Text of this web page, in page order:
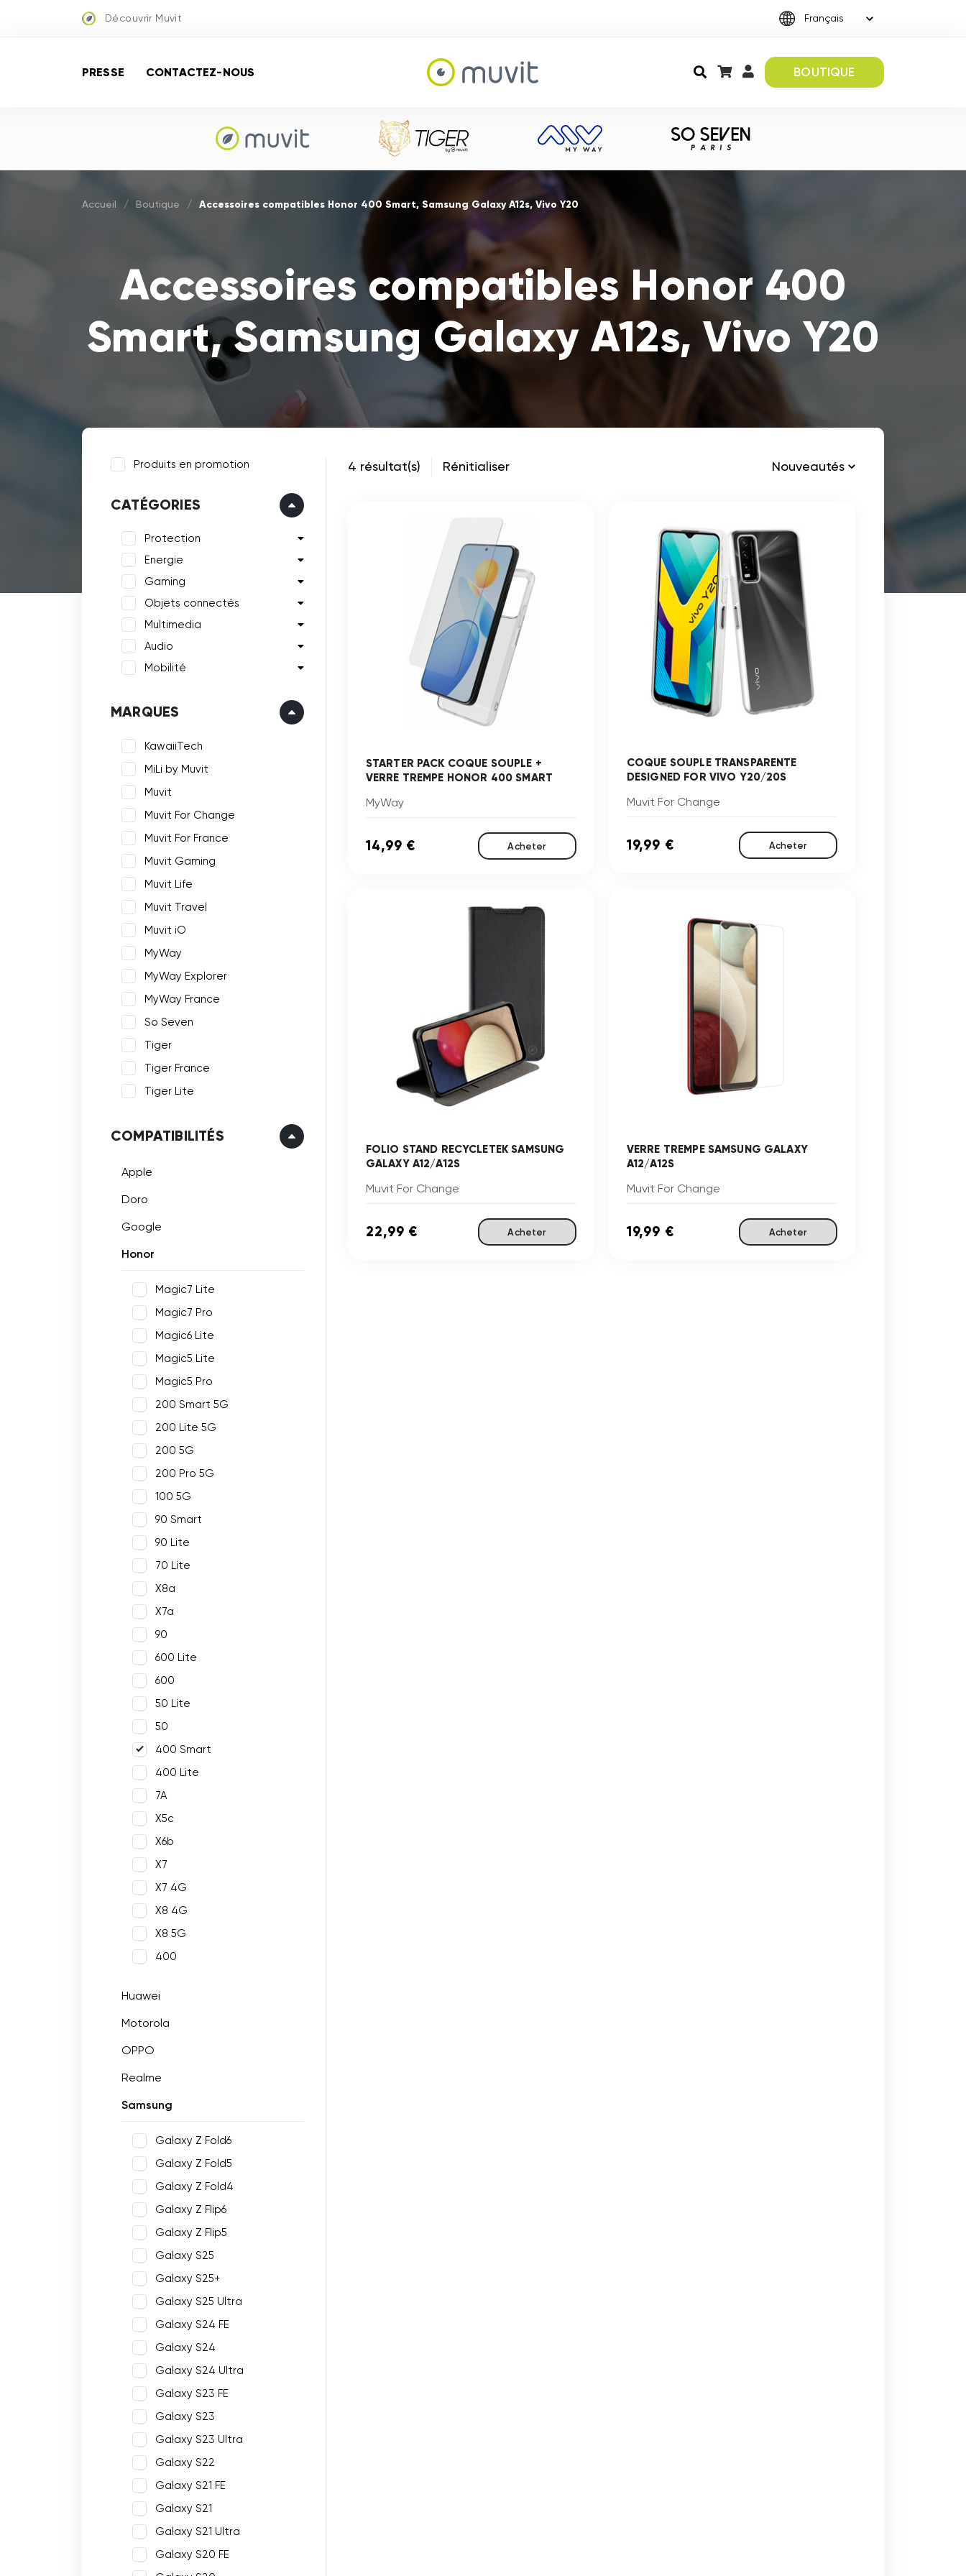
Découvrir Muvit
PRESSE CONTACTEZ-NOUS BOUTIQUE
Accueil / Boutique / Accessoires compatibles Honor 400 Smart, Samsung Galaxy A12s, Vivo Y20
Accessoires compatibles Honor 400
Smart, Samsung Galaxy A12s, Vivo Y20
Produits en promotion
CATÉGORIES
Protection
Energie
Gaming
Objets connectés
Multimedia
Audio
Mobilité
MARQUES
KawaiiTech
MiLi by Muvit
Muvit
Muvit For Change
Muvit For France
Muvit Gaming
Muvit Life
Muvit Travel
Muvit iO
MyWay
MyWay Explorer
MyWay France
So Seven
Tiger
Tiger France
Tiger Lite
COMPATIBILITÉS
Apple
Doro
Google
Honor
Magic7 Lite
Magic7 Pro
Magic6 Lite
Magic5 Lite
Magic5 Pro
200 Smart 5G
200 Lite 5G
200 5G
200 Pro 5G
100 5G
90 Smart
90 Lite
70 Lite
X8a
X7a
90
600 Lite
600
50 Lite
50
400 Smart
400 Lite
7A
X5c
X6b
X7
X7 4G
X8 4G
X8 5G
400
Huawei
Motorola
OPPO
Realme
Samsung
Galaxy Z Fold6
Galaxy Z Fold5
Galaxy Z Fold4
Galaxy Z Flip6
Galaxy Z Flip5
Galaxy S25
Galaxy S25+
Galaxy S25 Ultra
Galaxy S24 FE
Galaxy S24
Galaxy S24 Ultra
Galaxy S23 FE
Galaxy S23
Galaxy S23 Ultra
Galaxy S22
Galaxy S21 FE
Galaxy S21
Galaxy S21 Ultra
Galaxy S20 FE
4 résultat(s) Rénitialiser
STARTER PACK COQUE SOUPLE +
VERRE TREMPE HONOR 400 SMART
MyWay
14,99 € Acheter
COQUE SOUPLE TRANSPARENTE
DESIGNED FOR VIVO Y20/20S
Muvit For Change
19,99 € Acheter
FOLIO STAND RECYCLETEK SAMSUNG
GALAXY A12/A12S
Muvit For Change
22,99 € Acheter
VERRE TREMPE SAMSUNG GALAXY
A12/A12S
Muvit For Change
19,99 € Acheter